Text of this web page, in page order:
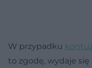
W przypadku
to zgodę, wydaje